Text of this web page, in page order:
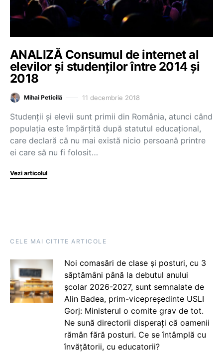
ANALIZĂ Consumul de internet al
elevilor și studenților între 2014 și
2018
Mihai Peticilă 11 decembrie 2018
Studenții și elevii sunt primii din România, atunci când
populația este împărțită după statutul educațional,
care declară că nu mai există nicio persoană printre
ei care să nu fi folosit…
Vezi articolul
CELE MAI CITITE ARTICOLE
Noi comasări de clase și posturi, cu 3
săptămâni până la debutul anului
școlar 2026-2027, sunt semnalate de
Alin Badea, prim-vicepreședinte USLI
Gorj: Ministerul o comite grav de tot.
Ne sună directorii disperați că oamenii
rămân fără posturi. Ce se întâmplă cu
învățătorii, cu educatorii?